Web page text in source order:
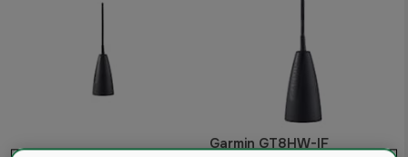
Garmin GT8HW-IF